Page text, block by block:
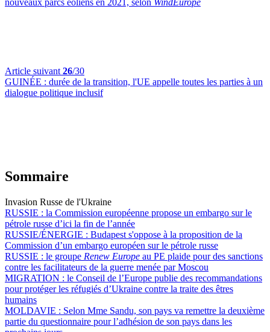
nouveaux parcs éoliens en 2021, selon WindEurope
Article suivant 26/30
GUINÉE : durée de la transition, l'UE appelle toutes les parties à un
dialogue politique inclusif
Sommaire
Invasion Russe de l'Ukraine
RUSSIE : la Commission européenne propose un embargo sur le
pétrole russe d’ici la fin de l’année
RUSSIE/ÉNERGIE : Budapest s'oppose à la proposition de la
Commission d’un embargo européen sur le pétrole russe
RUSSIE : le groupe Renew Europe au PE plaide pour des sanctions
contre les facilitateurs de la guerre menée par Moscou
MIGRATION : le Conseil de l’Europe publie des recommandations
pour protéger les réfugiés d’Ukraine contre la traite des êtres
humains
MOLDAVIE : Selon Mme Sandu, son pays va remettre la deuxième
partie du questionnaire pour l’adhésion de son pays dans les